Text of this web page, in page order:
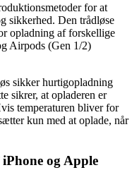
for at
sikkerhed. Den trådløse
opladning af forskellige
Airpods (Gen 1/2)
sikker hurtigopladning
sikrer, at opladeren er
temperaturen bliver for
kun med at oplade, når
og Apple